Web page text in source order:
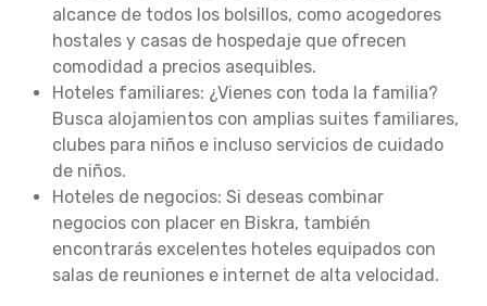
alcance de todos los bolsillos, como acogedores
hostales y casas de hospedaje que ofrecen
comodidad a precios asequibles.
Hoteles familiares: ¿Vienes con toda la familia?
Busca alojamientos con amplias suites familiares,
clubes para niños e incluso servicios de cuidado
de niños.
Hoteles de negocios: Si deseas combinar
negocios con placer en Biskra, también
encontrarás excelentes hoteles equipados con
salas de reuniones e internet de alta velocidad.